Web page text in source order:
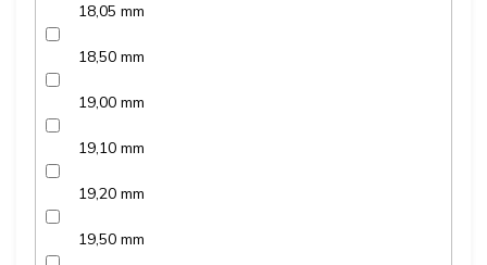
18,05 mm
18,50 mm
19,00 mm
19,10 mm
19,20 mm
19,50 mm